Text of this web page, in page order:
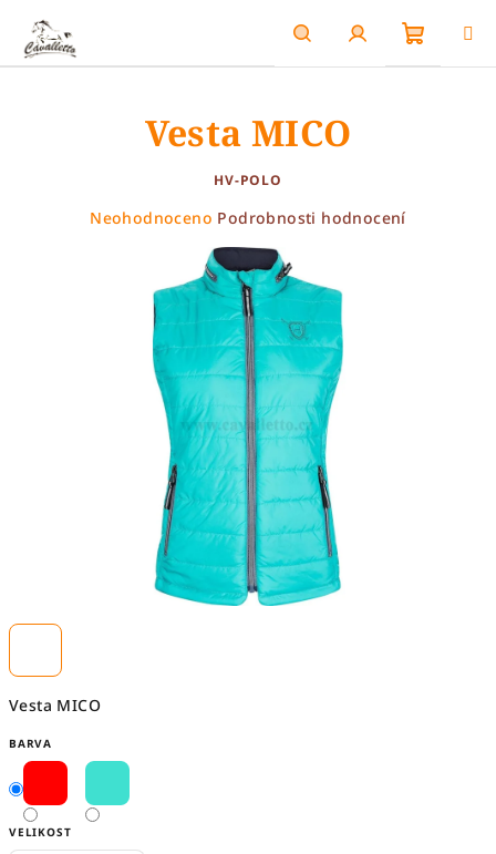
obsah
HledatPřihlášení
Vesta MICO
BARVA
VELIKOST
Vesta MICO
HV-POLO
Průměrné
hvězdiček.
Neohodnoceno Podrobnosti hodnocení